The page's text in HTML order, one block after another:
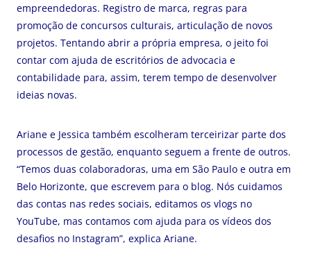
empreendedoras. Registro de marca, regras para
promoção de concursos culturais, articulação de novos
projetos. Tentando abrir a própria empresa, o jeito foi
contar com ajuda de escritórios de advocacia e
contabilidade para, assim, terem tempo de desenvolver
ideias novas.
Ariane e Jessica também escolheram terceirizar parte dos
processos de gestão, enquanto seguem a frente de outros.
“Temos duas colaboradoras, uma em São Paulo e outra em
Belo Horizonte, que escrevem para o blog. Nós cuidamos
das contas nas redes sociais, editamos os vlogs no
YouTube, mas contamos com ajuda para os vídeos dos
desafios no Instagram”, explica Ariane.